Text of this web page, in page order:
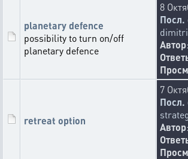
planetary defence
possibility to turn on/off
planetary defence
8
Посл.
Автор:
retreat option
7
Посл.
Автор: